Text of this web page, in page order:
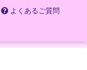
よくあるご質問